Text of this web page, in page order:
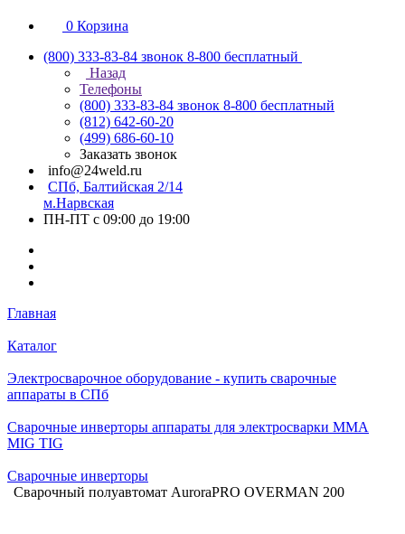
0 Корзина
(800) 333-83-84 звонок 8-800 бесплатный
Назад
Телефоны
(800) 333-83-84 звонок 8-800 бесплатный
(812) 642-60-20
(499) 686-60-10
Заказать звонок
info@24weld.ru
СПб, Балтийская 2/14
м.Нарвская
ПН-ПТ с 09:00 до 19:00
Главная
Каталог
Электросварочное оборудование - купить сварочные
аппараты в СПб
Сварочные инверторы аппараты для электросварки MMA
MIG TIG
Сварочные инверторы
Cварочный полуавтомат AuroraPRO OVERMAN 200